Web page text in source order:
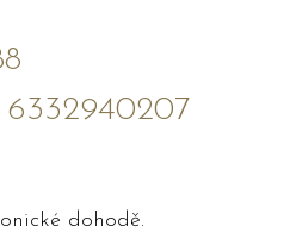
6332940207
dohodě.